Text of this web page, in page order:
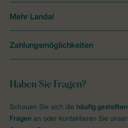
Haben Sie Fragen?
Schauen Sie sich die häufig gestellten
Fragen an oder kontaktieren Sie unser
Mehr Landal
Zahlungsmöglichkeiten